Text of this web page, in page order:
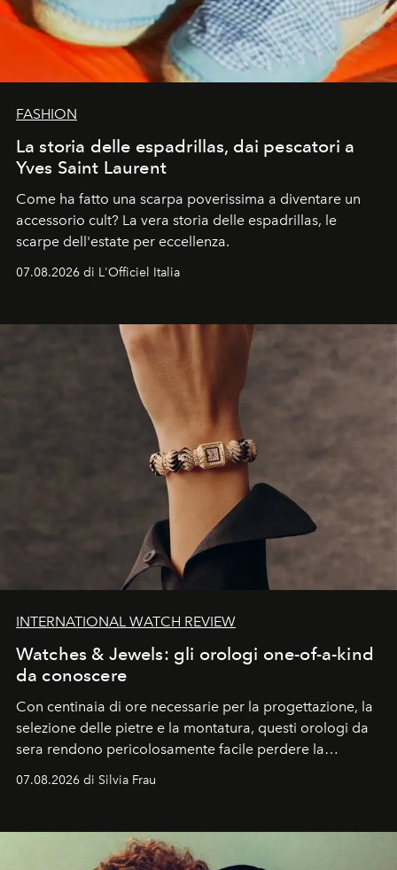
FASHION
La storia delle espadrillas, dai pescatori a
Yves Saint Laurent
Come ha fatto una scarpa poverissima a diventare un
accessorio cult? La vera storia delle espadrillas, le
scarpe dell'estate per eccellenza.
07.08.2026 di L'Officiel Italia
INTERNATIONAL WATCH REVIEW
Watches & Jewels: gli orologi one-of-a-kind
da conoscere
Con centinaia di ore necessarie per la progettazione, la
selezione delle pietre e la montatura, questi orologi da
sera rendono pericolosamente facile perdere la
07.08.2026 di Silvia Frau